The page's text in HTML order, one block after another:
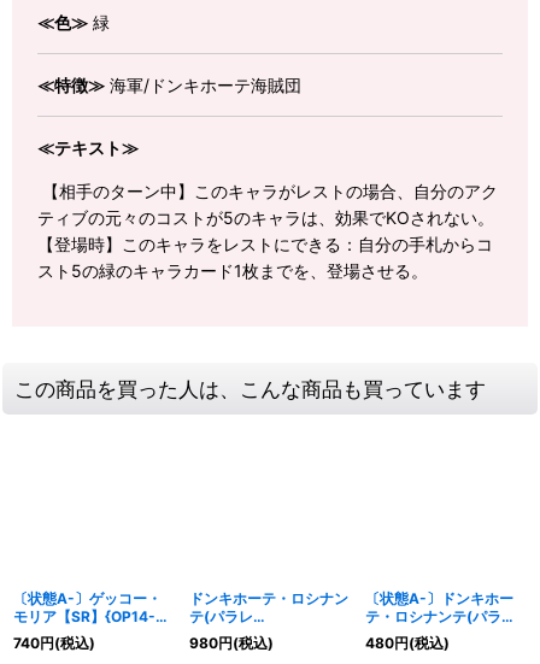
≪色≫ 緑
≪特徴≫ 海軍/ドンキホーテ海賊団
≪テキスト≫
【相手のターン中】このキャラがレストの場合、自分のアク
ティブの元々のコストが5のキャラは、効果でKOされない。
【登場時】このキャラをレストにできる：自分の手札からコ
スト5の緑のキャラカード1枚までを、登場させる。
この商品を買った人は、こんな商品も買っています
〔状態A-〕ゲッコー・
モリア【SR】{OP14-
104}
740円(税込)
ドンキホーテ・ロシナン
テ(パラレ
ル/illust:Koushi
Rokushiro)【SEC/P】
980円(税込)
〔状態A-〕ドンキホー
テ・ロシナンテ(パラレ
ル/illust:Koushi
Rokushiro)【SEC/P】
480円(税込)